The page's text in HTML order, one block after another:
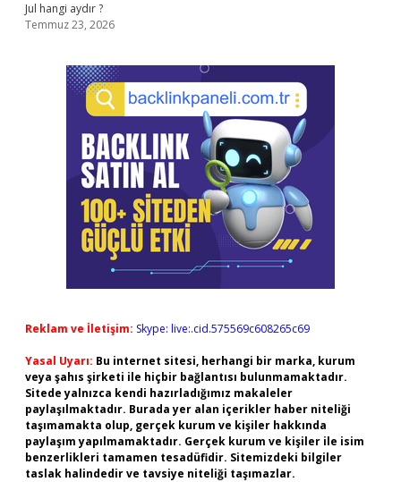
Jul hangi aydır ?
Temmuz 23, 2026
Reklam ve İletişim: Skype: live:.cid.575569c608265c69
Yasal Uyarı: Bu internet sitesi, herhangi bir marka, kurum
veya şahıs şirketi ile hiçbir bağlantısı bulunmamaktadır.
Sitede yalnızca kendi hazırladığımız makaleler
paylaşılmaktadır. Burada yer alan içerikler haber niteliği
taşımamakta olup, gerçek kurum ve kişiler hakkında
paylaşım yapılmamaktadır. Gerçek kurum ve kişiler ile isim
benzerlikleri tamamen tesadüfidir. Sitemizdeki bilgiler
taslak halindedir ve tavsiye niteliği taşımazlar.